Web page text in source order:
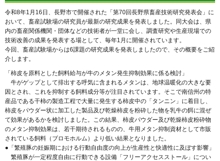
令和8年1月16日、長野市で開催された「第70回長野県畜産技術研究発表会」に
おいて、畜産試験場の研究員が最新の研究成果を発表しました。同大会は、県
内の畜産関係機関・団体などの技術者が一堂に会し、調査研究や生産現場での
技術改善の成果を発表する場として、毎年1月に開催されています。
今回、畜産試験場からは6課題の研究成果を発表しましたので、その概要をご紹
介します。
「柿皮を原料とした飼料給与が牛のメタン発生抑制効果に係る検討」
牛がゲップとして排出する呼気に含まれるメタンは、地球温暖化の大きな要
因とされ、これを抑制する飼料成分等が注目されています。そこで南信州の特
産品である干柿の製造工程で大量に発生する柿皮中の「タンニン」に着目し、
柿皮をパウダー状に加工した製品及び乾燥柿皮を粉砕した物を乳牛の餌に混ぜ
て効果があるかを検討しました。この結果、柿皮パウダー及び乾燥柿皮粉砕物
のメタン抑制効果は、若干期待されるものの、牛用メタン抑制資材として市販
されている飼料（ブロモホルム）より低い結果となりました。
●「繁殖豚の妊娠期における行動自由度の向上が生産性と快適性に及ぼす影響」
繁殖豚が一定程度自由に行動できる設備「フリーアクセスストール」につい